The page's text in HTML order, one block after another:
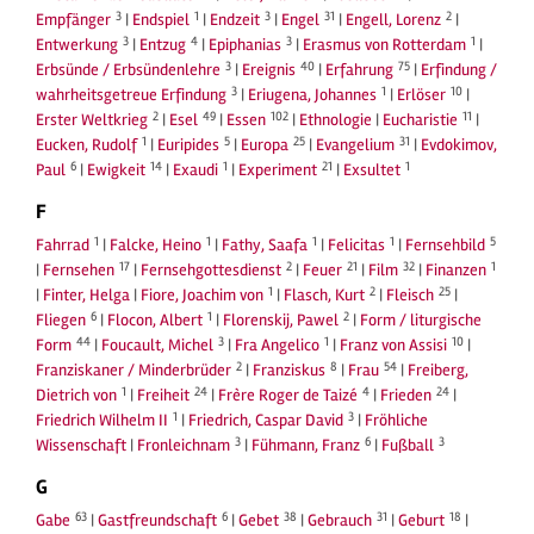
Empfänger 3 | Endspiel 1 | Endzeit 3 | Engel 31 | Engell, Lorenz 2 |
Entwerkung 3 | Entzug 4 | Epiphanias 3 | Erasmus von Rotterdam 1 |
Erbsünde / Erbsündenlehre 3 | Ereignis 40 | Erfahrung 75 | Erfindung /
wahrheitsgetreue Erfindung 3 | Eriugena, Johannes 1 | Erlöser 10 |
Erster Weltkrieg 2 | Esel 49 | Essen 102 | Ethnologie | Eucharistie 11 |
Eucken, Rudolf 1 | Euripides 5 | Europa 25 | Evangelium 31 | Evdokimov,
Paul 6 | Ewigkeit 14 | Exaudi 1 | Experiment 21 | Exsultet 1
F
Fahrrad 1 | Falcke, Heino 1 | Fathy, Saafa 1 | Felicitas 1 | Fernsehbild 5
| Fernsehen 17 | Fernsehgottesdienst 2 | Feuer 21 | Film 32 | Finanzen 1
| Finter, Helga | Fiore, Joachim von 1 | Flasch, Kurt 2 | Fleisch 25 |
Fliegen 6 | Flocon, Albert 1 | Florenskij, Pawel 2 | Form / liturgische
Form 44 | Foucault, Michel 3 | Fra Angelico 1 | Franz von Assisi 10 |
Franziskaner / Minderbrüder 2 | Franziskus 8 | Frau 54 | Freiberg,
Dietrich von 1 | Freiheit 24 | Frère Roger de Taizé 4 | Frieden 24 |
Friedrich Wilhelm II 1 | Friedrich, Caspar David 3 | Fröhliche
Wissenschaft | Fronleichnam 3 | Fühmann, Franz 6 | Fußball 3
G
Gabe 63 |Gastfreundschaft 6 |Gebet 38 |Gebrauch 31 |Geburt 18 |